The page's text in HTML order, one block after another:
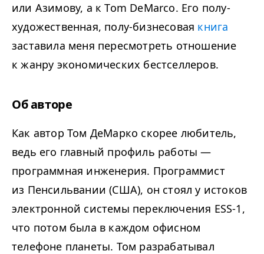
или Азимову, а к Tom DeMarco. Его полу-
художественная, полу-бизнесовая книга
заставила меня пересмотреть отношение
к жанру экономических бестселлеров.
Об авторе
Как автор Том ДеМарко скорее любитель,
ведь его главный профиль работы —
программная инженерия. Программист
из Пенсильвании (США), он стоял у истоков
электронной системы переключения ESS-1,
что потом была в каждом офисном
телефоне планеты. Том разрабатывал